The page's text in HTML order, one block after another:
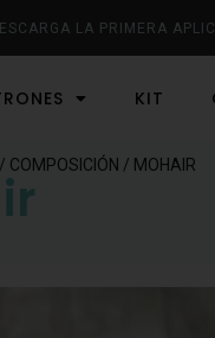
LA PRIMERA
KIT
/ COMPOSICIÓN / MOHAIR